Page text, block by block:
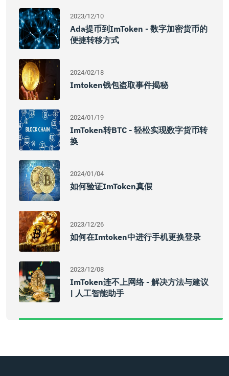
2023/12/10
Ada提币到imToken - 数字加密货币的
便捷转移方式
2024/02/18
Imtoken钱包盗取事件揭秘
2024/01/19
ImToken转BTC - 轻松实现数字货币转
换
2024/01/04
如何验证imToken真假
2023/12/26
如何在imtoken中进行手机更换登录
2023/12/08
ImToken连不上网络 - 解决方法与建议
| 人工智能助手